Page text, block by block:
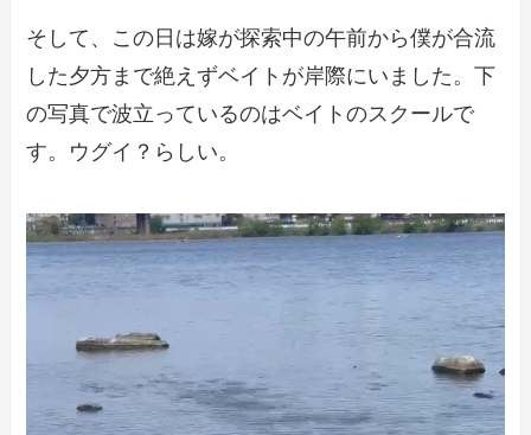
そして、この日は嫁が探索中の午前から僕が合流
した夕方まで絶えずベイトが岸際にいました。下
の写真で波立っているのはベイトのスクールで
す。ウグイ？らしい。